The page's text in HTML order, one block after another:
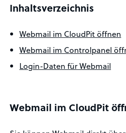
Inhaltsverzeichnis
Webmail im CloudPit öffnen
Webmail im Controlpanel
Login-Daten für Webmail
Webmail im CloudPit